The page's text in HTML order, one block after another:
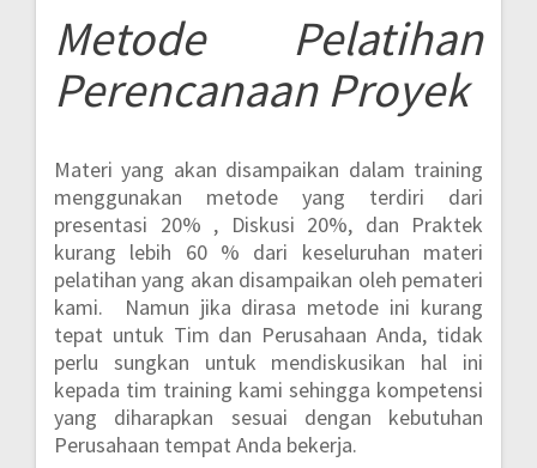
MetodePelatihan
Perencanaan Proyek
Materi yang akan disampaikan dalam training
menggunakan metode yang terdiri dari
presentasi 20% , Diskusi 20%, dan Praktek
kurang lebih 60 % dari keseluruhan materi
pelatihan yang akan disampaikan oleh pemateri
kami. Namun jika dirasa metode ini kurang
tepat untuk Tim dan Perusahaan Anda, tidak
perlu sungkan untuk mendiskusikan hal ini
kepada tim training kami sehingga kompetensi
yang diharapkan sesuai dengan kebutuhan
Perusahaan tempat Anda bekerja.